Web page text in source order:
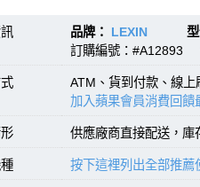
品牌： LEXIN 型號
訂購編號：#A12893
ATM、貨到付款、線上
加入蘋果會員消費回饋
供應廠商直接配送，庫
按下這裡列出全部推薦